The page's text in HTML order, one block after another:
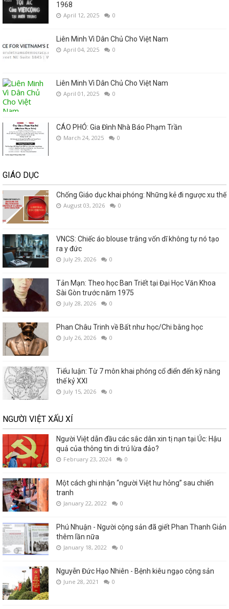
1968
April 12, 2025 0
Liên Minh Vì Dân Chủ Cho Việt Nam
April 04, 2025 0
Liên Minh Vì Dân Chủ Cho Việt Nam
April 01, 2025 0
CÁO PHÓ: Gia Đình Nhà Báo Phạm Trần
March 24, 2025 0
GIÁO DỤC
Chống Giáo dục khai phóng: Những kẻ đi ngược xu thế
August 03, 2026 0
VNCS: Chiếc áo blouse trắng vốn dĩ không tự nó tạo
ra y đức
July 29, 2026 0
Tản Mạn: Theo học Ban Triết tại Đại Học Văn Khoa
Sài Gòn trước năm 1975
July 28, 2026 0
Phan Châu Trinh về Bất như học/Chi bằng học
July 26, 2026 0
Tiểu luận: Từ 7 môn khai phóng cổ điển đến kỹ năng
thế kỷ XXI
July 15, 2026 0
NGƯỜI VIỆT XẤU XÍ
Người Việt dẫn đầu các sắc dân xin tị nạn tại Úc: Hậu
quả của thông tin di trú lừa đảo?
February 23, 2024 0
Một cách ghi nhận “người Việt hư hỏng” sau chiến
tranh
January 22, 2022 0
Phú Nhuận - Người cộng sản đã giết Phan Thanh Giản
thêm lần nữa
January 18, 2022 0
Nguyễn Đức Hạo Nhiên - Bệnh kiêu ngạo cộng sản
June 28, 2021 0